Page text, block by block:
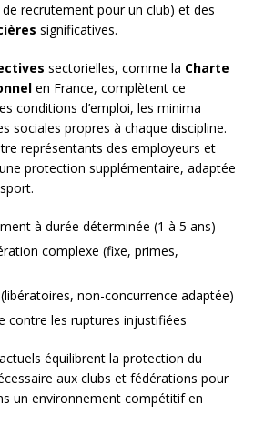
recrutement pour un club) et des
significatives.
sectorielles, comme la Charte
en France, complètent ce
conditions d’emploi, les minima
sociales propres à chaque discipline.
représentants des employeurs et
protection supplémentaire, adaptée
à durée déterminée (1 à 5 ans)
complexe (fixe, primes,
non-concurrence adaptée)
contre les ruptures injustifiées
équilibrent la protection du
aux clubs et fédérations pour
un environnement compétitif en